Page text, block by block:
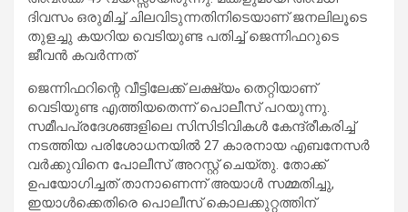
ദിവസം ഒരുമിച്ച് ചിലവിടുന്നതിനിടെയാണ് ജനലിലൂടെ
തുളച്ചു കയറിയ വെടിയുണ്ട പതിച്ച് ജെന്നിഫറുടെ
ജീവൻ കവർന്നത്
ജെന്നിഫറിന്റെ വീട്ടിലേക്ക് ലക്ഷ്യം തെറ്റിയാണ്
വെടിയുണ്ട എത്തിയതെന്ന് പൊലീസ് പറയുന്നു.
സമീപപ്രദേശങ്ങളിലെ സിസിടിവികള്‍ കേന്ദ്രീകരിച്ച്
നടത്തിയ പരിശോധനയില്‍ 27 കാരനായ എബനേസർ
വർക്കുവിനെ പോലീസ് അറസ്റ്റ് ചെയ്തു. തോക്ക്
ഉപയോഗിച്ചത് താനാണെന്ന് അയാൾ സമ്മതിച്ചു,
ഇയാള്‍ക്കെതിരെ പൊലീസ് കൊലക്കുറ്റത്തിന്